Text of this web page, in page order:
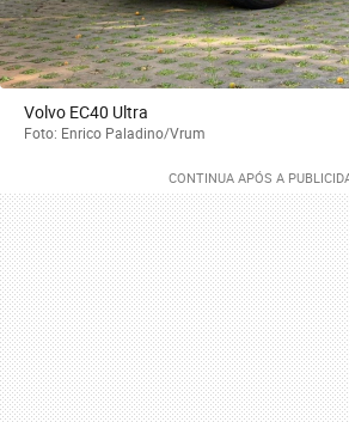
Volvo EC40 Ultra
Foto: Enrico Paladino/Vrum